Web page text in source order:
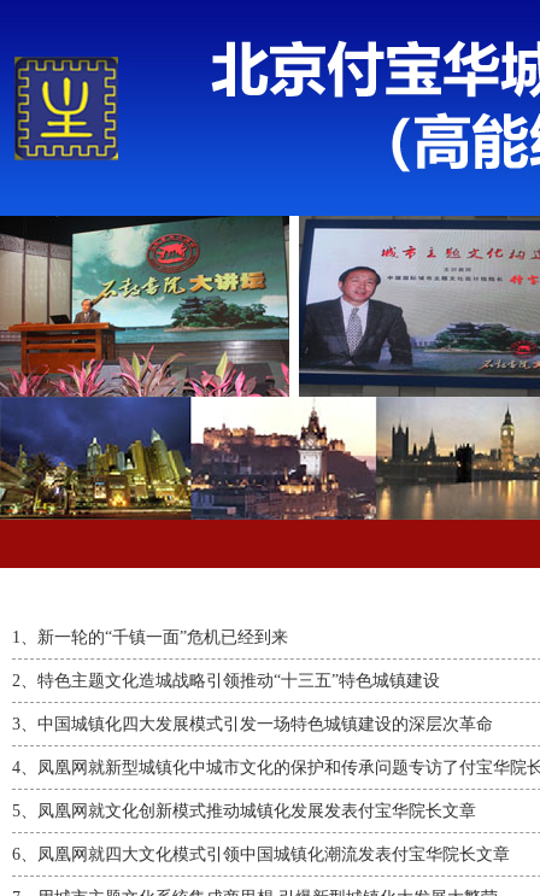
1、 新一轮的“千镇一面”危机已经到来
2、 特色主题文化造城战略引领推动“十三五”特色城镇建设
3、 中国城镇化四大发展模式引发一场特色城镇建设的深层次革命
4、 凤凰网就新型城镇化中城市文化的保护和传承问题专访了付宝华院
5、 凤凰网就文化创新模式推动城镇化发展发表付宝华院长文章
6、 凤凰网就四大文化模式引领中国城镇化潮流发表付宝华院长文章